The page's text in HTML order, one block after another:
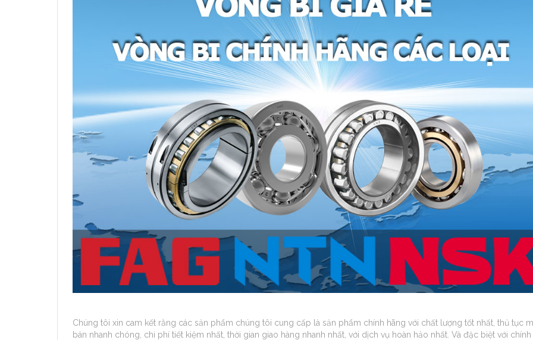
Chúng tôi xin cam kết rằng các sản phẩm chúng tôi cung cấp là sản phẩm chính hãng với chất lượng tốt nhất, thủ tục
bán nhanh chóng, chi phí tiết kiệm nhất, thời gian giao hàng nhanh nhất, với dịch vụ hoàn hảo nhất. Và đặc biệt với chính